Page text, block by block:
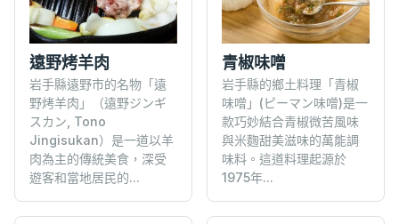
遠野烤羊肉
岩手縣遠野市的名物「遠
野烤羊肉」（遠野ジンギ
スカン, Tono
Jingisukan）是一道以羊
肉為主的傳統美食，深受
遊客和當地居民的...
青椒味噌
岩手縣的鄉土料理「青椒
味噌」(ピーマン味噌)是一
款巧妙結合青椒微苦風味
與米麴甜美滋味的萬能調
味料。這道料理起源於
1975年...